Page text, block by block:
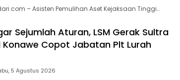
– Asisten Pemulihan Aset Kejaksaan Tinggi…
Sejumlah Aturan, LSM Gerak Sultra
Konawe Copot Jabatan Plt Lurah
5 Agustus 2026